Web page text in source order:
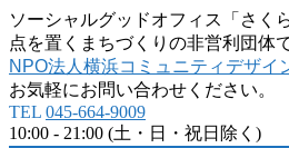
ソーシャルグッドオフィス「さく
点を置くまちづくりの非営利団体
NPO法人横浜コミュニティデザイ
お気軽にお問い合わせください。
TEL 045-664-9009
10:00 - 21:00 (土・日・祝日除く)